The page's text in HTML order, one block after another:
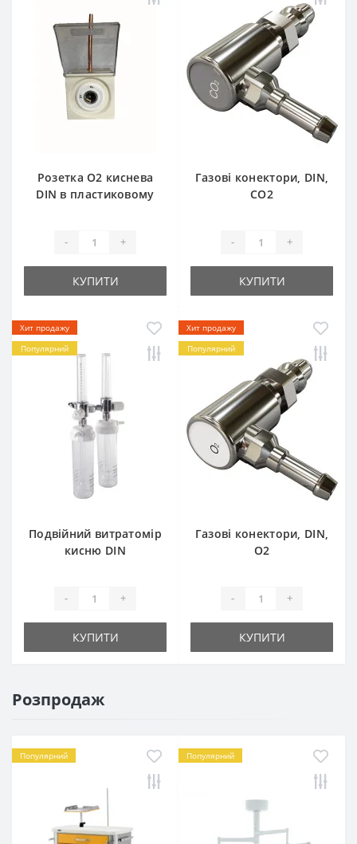
Розетка О2 киснева
DIN в пластиковому
- +
КУПИТИ
Газові конектори, DIN,
CO2
- +
КУПИТИ
Хит продажу
Популярний
Подвійний витратомір
кисню DIN
- +
КУПИТИ
Хит продажу
Популярний
Газові конектори, DIN,
O2
- +
КУПИТИ
Розпродаж
Популярний Популярний